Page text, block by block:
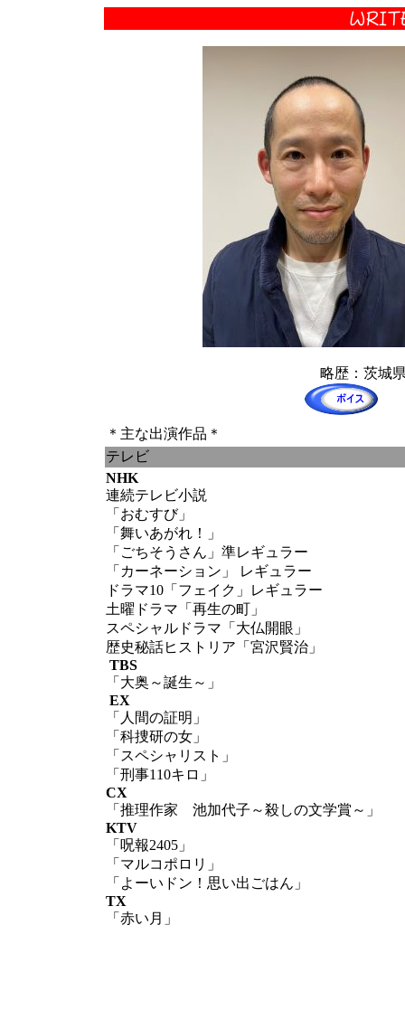
略歴：茨城
＊主な出演作品＊
テレビ
NHK
連続テレビ小説
「おむすび」
「舞いあがれ！」
「ごちそうさん」準レギュラー
「カーネーション」 レギュラー
ドラマ10「フェイク」レギュラー
土曜ドラマ「再生の町」
スペシャルドラマ「大仏開眼」
歴史秘話ヒストリア「宮沢賢治」
TBS
「大奥～誕生～」
EX
「人間の証明」
「科捜研の女」
「スペシャリスト」
「刑事110キロ」
CX
「推理作家 池加代子～殺しの文学賞～」
KTV
「呪報2405」
「マルコポロリ」
「よーいドン！思い出ごはん」
TX
「赤い月」